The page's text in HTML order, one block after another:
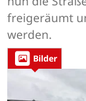
freigeräumt
werden.
Bilder